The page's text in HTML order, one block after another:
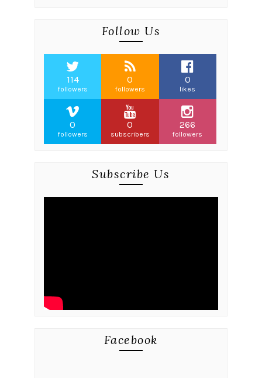
Follow Us
114
followers
0
followers
0
likes
0
followers
0
subscribers
266
followers
Subscribe Us
Facebook